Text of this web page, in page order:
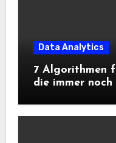
Data Analytics
7 Algorithmen
die immer